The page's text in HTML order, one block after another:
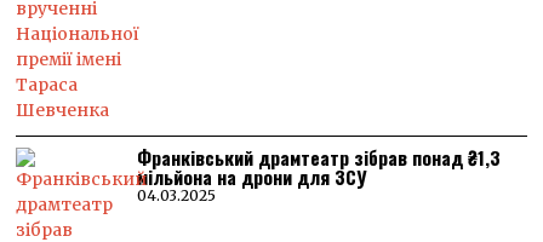
Франківський драмтеатр зібрав понад ₴1,3
мільйона на дрони для ЗСУ
04.03.2025